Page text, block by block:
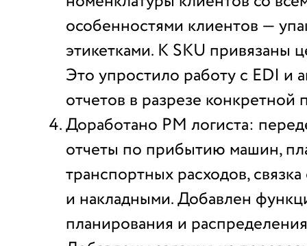
особенностями клиентов —
этикетками. К SKU привязаны
Это упростило работу с EDI и
отчетов в разрезе конкретной
Доработано РМ логиста:
отчеты по прибытию машин,
транспортных расходов,
и накладными. Добавлен
планирования и